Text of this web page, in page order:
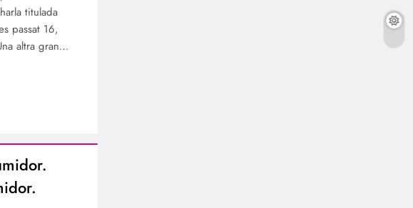
titulada
passat 16,
altra gran…